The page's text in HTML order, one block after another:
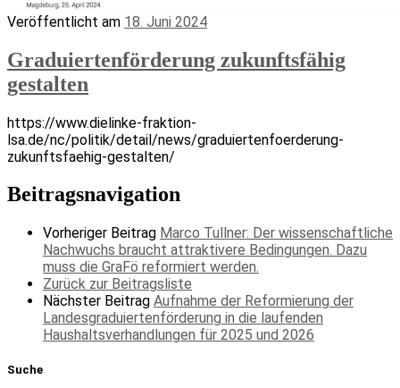
Veröffentlicht am 18. Juni 2024
Graduiertenförderung zukunftsfähig
gestalten
https://www.dielinke-fraktion-
lsa.de/nc/politik/detail/news/graduiertenfoerderung-
zukunftsfaehig-gestalten/
Beitragsnavigation
Vorheriger Beitrag Marco Tullner: Der wissenschaftliche
Nachwuchs braucht attraktivere Bedingungen. Dazu
muss die GraFö reformiert werden.
Zurück zur Beitragsliste
Nächster Beitrag Aufnahme der Reformierung der
Landesgraduiertenförderung in die laufenden
Haushaltsverhandlungen für 2025 und 2026
Suche